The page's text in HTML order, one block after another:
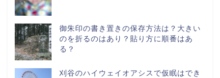
御朱印の書き置きの保存方法は？大きい
のを折るのはあり？貼り方に順番はあ
る？
刈谷のハイウェイオアシスで仮眠はでき